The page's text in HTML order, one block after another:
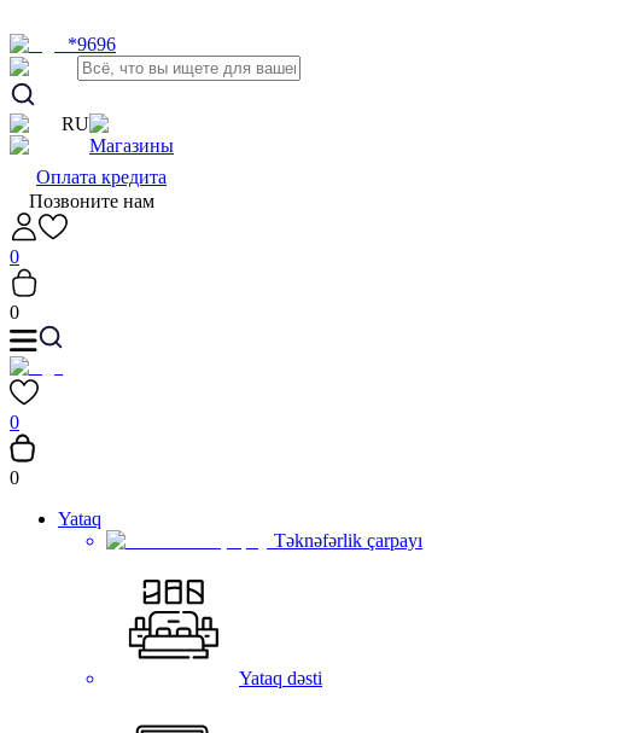
*9696
RU
Магазины
Оплата кредита
Позвоните нам
0
0
0
0
Yataq
Təknəfərlik çarpayı
Yataq dəsti